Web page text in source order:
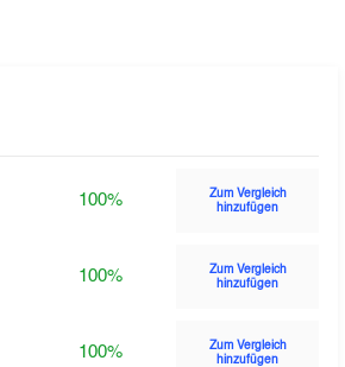
100%
Zum Vergleich
hinzufügen
100%
Zum Vergleich
hinzufügen
100%
Zum Vergleich
hinzufügen